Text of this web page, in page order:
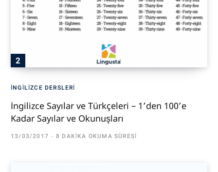
İNGILIZCE DERSLERI
İngilizce Sayılar ve Türkçeleri – 1’den 100’e
Kadar Sayılar ve Okunuşları
13/03/2017 8 DAKIKA OKUMA SÜRESI